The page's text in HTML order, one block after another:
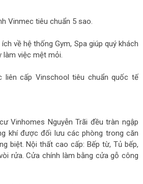
Vinmec tiêu chuẩn 5 sao.
về hệ thống Gym, Spa giúp quý khách
làm việc mệt mỏi.
liên cấp Vinschool tiêu chuẩn quốc tế
Vinhomes Nguyễn Trãi đều tràn ngập
khí được đối lưu các phòng trong căn
biệt. Nội thất cao cấp: Bếp từ, Tủ bếp,
rửa. Cửa chính làm bằng cửa gỗ công